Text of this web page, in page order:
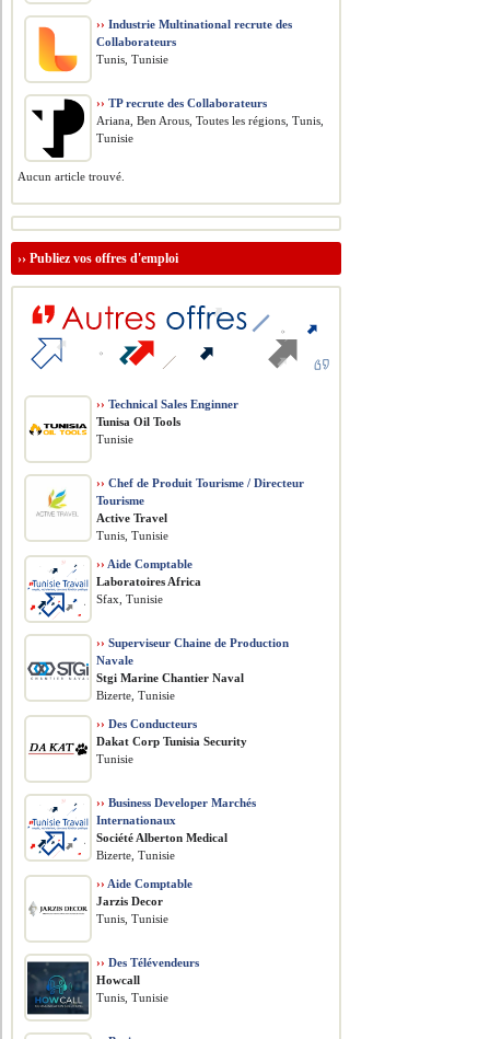
›› Industrie Multinational recrute des
Collaborateurs
Tunis, Tunisie
›› TP recrute des Collaborateurs
Ariana, Ben Arous, Toutes les régions, Tunis,
Tunisie
Aucun article trouvé.
››Publiez vos offres d'emploi
›› Technical Sales Enginner
Tunisa Oil Tools
Tunisie
›› Chef de Produit Tourisme / Directeur
Tourisme
Active Travel
Tunis, Tunisie
›› Aide Comptable
Laboratoires Africa
Sfax, Tunisie
›› Superviseur Chaine de Production
Navale
Stgi Marine Chantier Naval
Bizerte, Tunisie
›› Des Conducteurs
Dakat Corp Tunisia Security
Tunisie
›› Business Developer Marchés
Internationaux
Société Alberton Medical
Bizerte, Tunisie
›› Aide Comptable
Jarzis Decor
Tunis, Tunisie
›› Des Télévendeurs
Howcall
Tunis, Tunisie